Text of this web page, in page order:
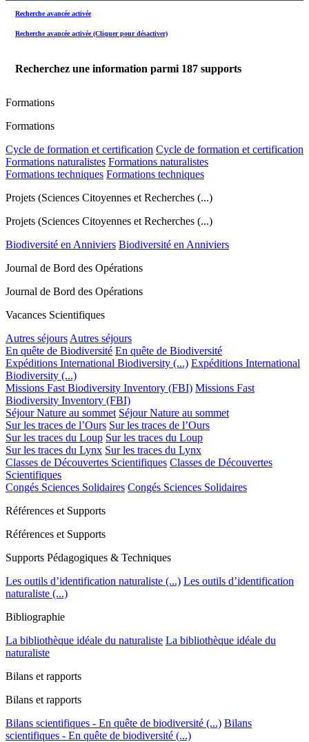
Recherche avancée activée
Recherche avancée activée (Cliquer pour désactiver)
Recherchez une information parmi 187 supports
Formations
Formations
Cycle de formation et certification Cycle de formation et certification
Formations naturalistes Formations naturalistes
Formations techniques Formations techniques
Projets (Sciences Citoyennes et Recherches (...)
Projets (Sciences Citoyennes et Recherches (...)
Biodiversité en Anniviers Biodiversité en Anniviers
Journal de Bord des Opérations
Journal de Bord des Opérations
Vacances Scientifiques
Autres séjours Autres séjours
En quête de Biodiversité En quête de Biodiversité
Expéditions International Biodiversity (...) Expéditions International
Biodiversity (...)
Missions Fast Biodiversity Inventory (FBI) Missions Fast
Biodiversity Inventory (FBI)
Séjour Nature au sommet Séjour Nature au sommet
Sur les traces de l’Ours Sur les traces de l’Ours
Sur les traces du Loup Sur les traces du Loup
Sur les traces du Lynx Sur les traces du Lynx
Classes de Découvertes Scientifiques Classes de Découvertes
Scientifiques
Congés Sciences Solidaires Congés Sciences Solidaires
Références et Supports
Références et Supports
Supports Pédagogiques & Techniques
Les outils d’identification naturaliste (...) Les outils d’identification
naturaliste (...)
Bibliographie
La bibliothèque idéale du naturaliste La bibliothèque idéale du
naturaliste
Bilans et rapports
Bilans et rapports
Bilans scientifiques - En quête de biodiversité (...) Bilans
scientifiques - En quête de biodiversité (...)